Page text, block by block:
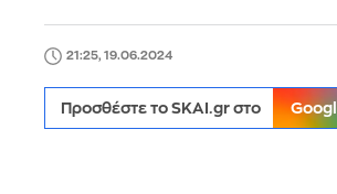
21:25, 19.06.2024
Προσθέστε το SKAI.gr στο